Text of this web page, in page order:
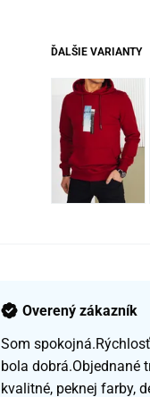
ĎALŠIE VARIANTY
Overený zákazník
Som
bola dobrá.Objednané
kvalitné, peknej farby,